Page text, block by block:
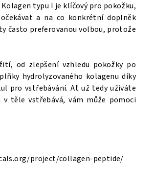
typu I je klíčový pro pokožku,
a na co konkrétní doplněk
často preferovanou volbou, protože
od zlepšení vzhledu pokožky po
hydrolyzovaného kolagenu díky
pro vstřebávání. Ať už tedy užíváte
těle vstřebává, vám může pomoci
project/collagen-peptide/